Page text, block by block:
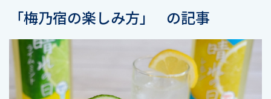
「梅乃宿の楽しみ方」 の記事